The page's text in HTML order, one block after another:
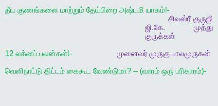
தீய குணங்களை மாற்றும் தேய்பிறை அஷ்டமி யாகம்!-
சிவஸ்ரீ குருஜி
ஜி.கே. முத்து
குருக்கள்
12 லக்னப் பலன்கள்!- முனைவர் முருகு பாலமுருகன்
வெளிநாட்டு திட்டம் கைகூட வேண்டுமா? – (வாரம் ஒரு பரிகாரம்)-